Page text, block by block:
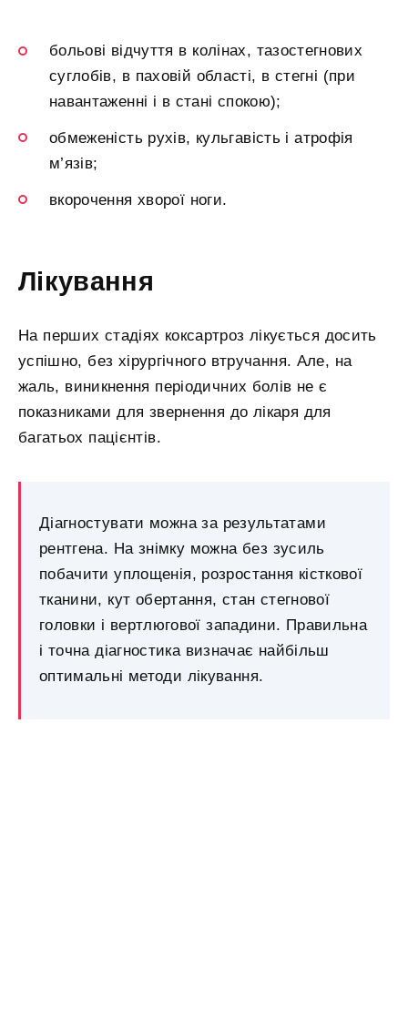
больові відчуття в колінах, тазостегнових
суглобів, в паховій області, в стегні (при
навантаженні і в стані спокою);
обмеженість рухів, кульгавість і атрофія
м’язів;
вкорочення хворої ноги.
Лікування
На перших стадіях коксартроз лікується досить
успішно, без хірургічного втручання. Але, на
жаль, виникнення періодичних болів не є
показниками для звернення до лікаря для
багатьох пацієнтів.
Діагностувати можна за результатами
рентгена. На знімку можна без зусиль
побачити уплощенія, розростання кісткової
тканини, кут обертання, стан стегнової
головки і вертлюгової западини. Правильна
і точна діагностика визначає найбільш
оптимальні методи лікування.